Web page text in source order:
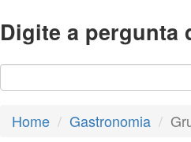
Digite a pergunta
Home Gastronomia